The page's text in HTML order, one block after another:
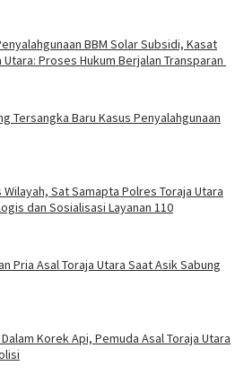
BBM Solar Subsidi, Kasat
Proses Hukum Berjalan Transparan
Tersangka Baru Kasus Penyalahgunaan
Sat Samapta Polres Toraja Utara
dan Sosialisasi Layanan 110
Pria Asal Toraja Utara Saat Asik Sabung
Korek Api, Pemuda Asal Toraja Utara